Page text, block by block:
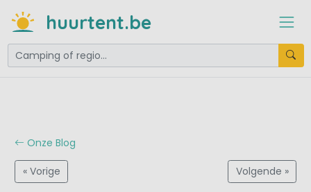
huurtent.be
Onze Blog
« Vorige Volgende »